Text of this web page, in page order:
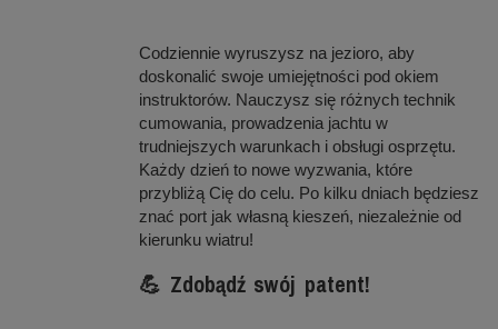
Codziennie wyruszysz na jezioro, aby
doskonalić swoje umiejętności pod okiem
instruktorów. Nauczysz się różnych technik
cumowania, prowadzenia jachtu w
trudniejszych warunkach i obsługi osprzętu.
Każdy dzień to nowe wyzwania, które
przybliżą Cię do celu. Po kilku dniach będziesz
znać port jak własną kieszeń, niezależnie od
kierunku wiatru!
💪 Zdobądź swój patent!